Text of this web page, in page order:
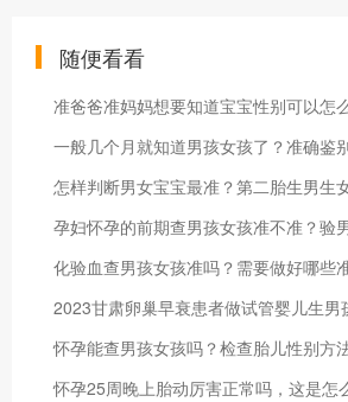
随便看看
准爸爸准妈妈想要知道宝宝性别可以怎
一般几个月就知道男孩女孩了？准确鉴
怎样判断男女宝宝最准？第二胎生男生
孕妇怀孕的前期查男孩女孩准不准？验
化验血查男孩女孩准吗？需要做好哪些
2023甘肃卵巢早衰患者做试管婴儿生
怀孕能查男孩女孩吗？检查胎儿性别方
怀孕25周晚上胎动厉害正常吗，这是怎